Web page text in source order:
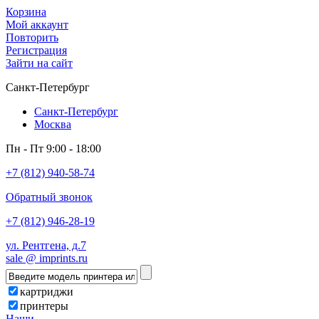
Корзина
Мой аккаунт
Повторить
Регистрация
Зайти на сайт
Санкт-Петербург
Санкт-Петербург
Москва
Пн - Пт 9:00 - 18:00
+7 (812) 940-58-74
Обратный звонок
+7 (812) 946-28-19
ул. Рентгена, д.7
sale @ imprints.ru
картриджи
принтеры